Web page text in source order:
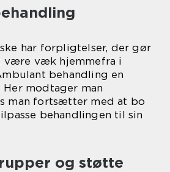
har forpligtelser, der gør
være væk hjemmefra i
behandling en
modtager man
man fortsætter med at bo
behandlingen til sin
og støtte